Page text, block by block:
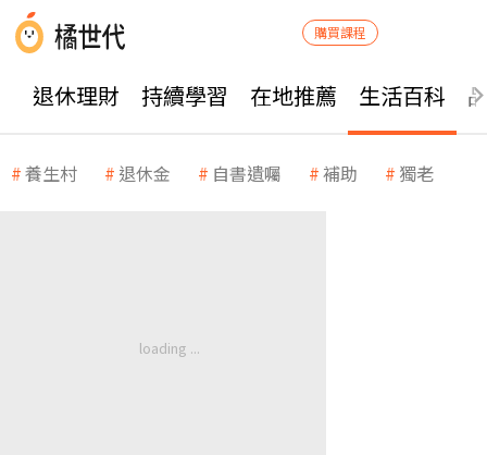
購買課程
退休理財 持續學習 在地推薦 生活百科
養生村 退休金 自書遺囑 補助 獨老